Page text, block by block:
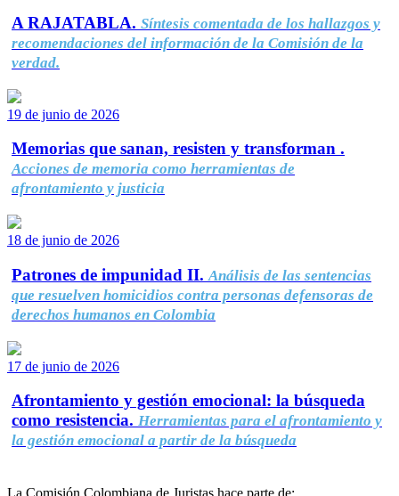
A RAJATABLA. Síntesis comentada de los hallazgos y
recomendaciones del información de la Comisión de la
verdad.
19 de junio de 2026
Memorias que sanan, resisten y transforman .
Acciones de memoria como herramientas de
afrontamiento y justicia
18 de junio de 2026
Patrones de impunidad II. Análisis de las sentencias
que resuelven homicidios contra personas defensoras de
derechos humanos en Colombia
17 de junio de 2026
Afrontamiento y gestión emocional: la búsqueda
como resistencia. Herramientas para el afrontamiento y
la gestión emocional a partir de la búsqueda